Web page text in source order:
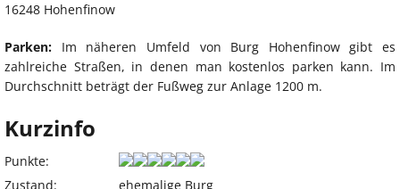
16248 Hohenfinow
Parken: Im näheren Umfeld von Burg Hohenfinow gibt es
zahlreiche Straßen, in denen man kostenlos parken kann. Im
Durchschnitt beträgt der Fußweg zur Anlage 1200 m.
Kurzinfo
Punkte:
Zustand:
ehemalige Burg